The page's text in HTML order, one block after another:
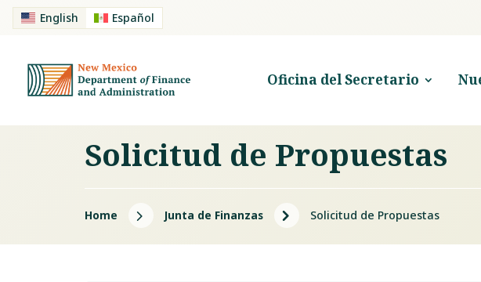
English Español
Oficina del Secretario
Solicitud de Propuestas
Home 5 Junta de Finanzas 5 Solicitud de Propuestas